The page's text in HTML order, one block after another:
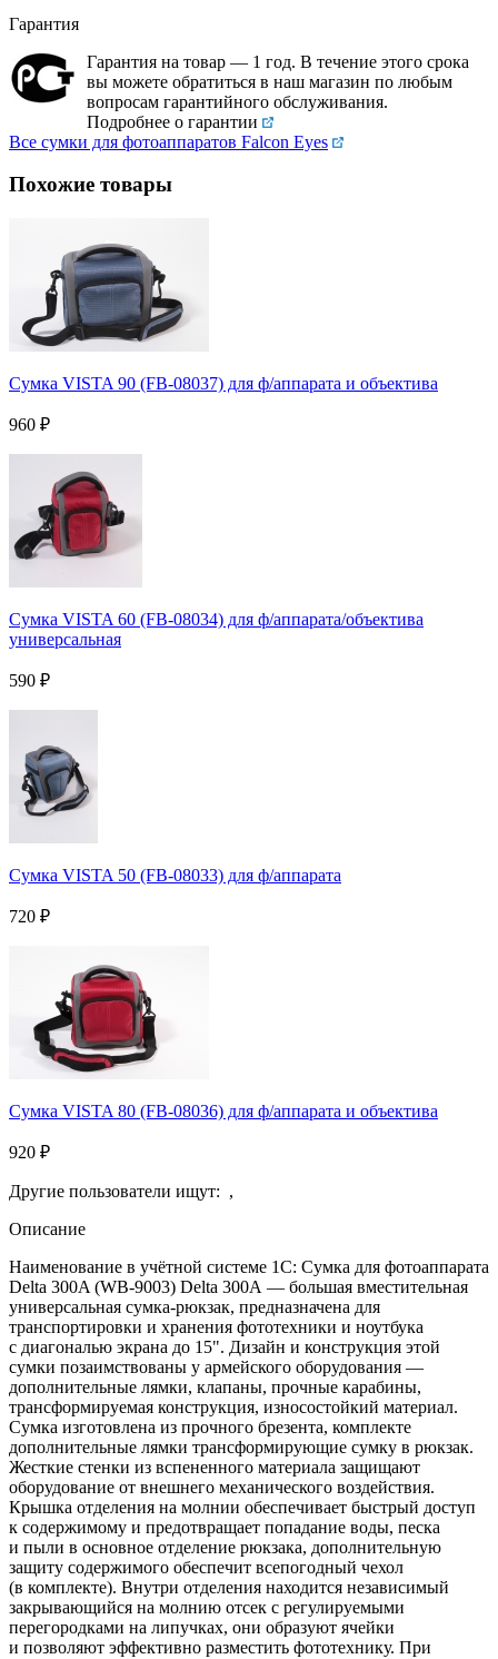
Гарантия
Гарантия на товар — 1 год. В течение этого срока
вы можете обратиться в наш магазин по любым
вопросам гарантийного обслуживания.
Подробнее о гарантии
Все сумки для фотоаппаратов Falcon Eyes
Похожие товары
Сумка VISTA 90 (FB-08037) для ф/аппарата и объектива
960 ₽
Сумка VISTA 60 (FB-08034) для ф/аппарата/объектива
универсальная
590 ₽
Сумка VISTA 50 (FB-08033) для ф/аппарата
720 ₽
Сумка VISTA 80 (FB-08036) для ф/аппарата и объектива
920 ₽
Другие пользователи ищут: ,
Описание
Наименование в учётной системе 1С: Сумка для фотоаппарата
Delta 300A (WB-9003) Delta 300A — большая вместительная
универсальная сумка-рюкзак, предназначена для
транспортировки и хранения фототехники и ноутбука
с диагональю экрана до 15". Дизайн и конструкция этой
сумки позаимствованы у армейского оборудования —
дополнительные лямки, клапаны, прочные карабины,
трансформируемая конструкция, износостойкий материал.
Сумка изготовлена из прочного брезента, комплекте
дополнительные лямки трансформирующие сумку в рюкзак.
Жесткие стенки из вспененного материала защищают
оборудование от внешнего механического воздействия.
Крышка отделения на молнии обеспечивает быстрый доступ
к содержимому и предотвращает попадание воды, песка
и пыли в основное отделение рюкзака, дополнительную
защиту содержимого обеспечит всепогодный чехол
(в комплекте). Внутри отделения находится независимый
закрывающийся на молнию отсек с регулируемыми
перегородками на липучках, они образуют ячейки
и позволяют эффективно разместить фототехнику. При